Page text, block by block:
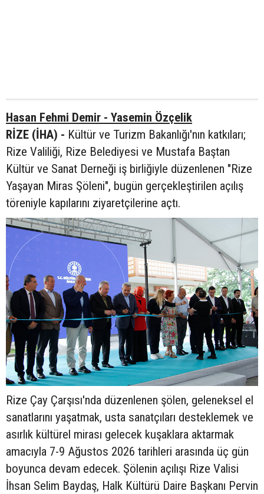
Hasan Fehmi Demir - Yasemin Özçelik
RİZE (İHA) - Kültür ve Turizm Bakanlığı'nın katkıları;
Rize Valiliği, Rize Belediyesi ve Mustafa Baştan
Kültür ve Sanat Derneği iş birliğiyle düzenlenen "Rize
Yaşayan Miras Şöleni", bugün gerçekleştirilen açılış
töreniyle kapılarını ziyaretçilerine açtı.
Rize Çay Çarşısı'nda düzenlenen şölen, geleneksel el
sanatlarını yaşatmak, usta sanatçıları desteklemek ve
asırlık kültürel mirası gelecek kuşaklara aktarmak
amacıyla 7-9 Ağustos 2026 tarihleri arasında üç gün
boyunca devam edecek. Şölenin açılışı Rize Valisi
İhsan Selim Baydaş, Halk Kültürü Daire Başkanı Pervin